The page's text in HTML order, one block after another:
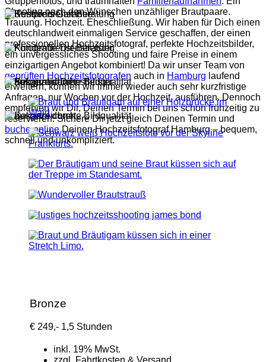
Shooting nach den Wünschen unzähliger Brautpaare.
Trauung. Hochzeit. Eheschließung. Wir haben für Dich einen
deutschlandweit einmaligen Service geschaffen, der einen
professionellen Hochzeitsfotograf, perfekte Hochzeitsbilder,
ein unvergessliches Shooting und faire Preise in einem
einzigartigen Angebot kombiniert! Da wir unser Team von
geprüften Hochzeitsfotografen auch in Hamburg laufend
erweitern, können wir immer wieder auch sehr kurzfristige
Anfragen, nur Wochen vor der Hochzeit, ausführen. Dennoch
empfehlen wir Dir, Deinen Termin bei uns schon frühzeitig zu
reservieren. Sichere Dir jetzt gleich Deinen Termin und
buche onlineDeinen Hochzeitsfotograf Hamburg – bequem,
schnell und unkompliziert.
Bronze
€ 249,- 1,5 Stunden
inkl. 19% MwSt.
zzgl. Fahrtkosten & Versand